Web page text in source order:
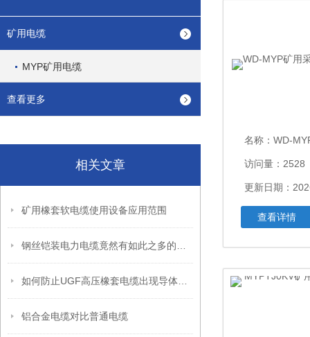
矿用电缆
MYP矿用电缆
查看更多
相关文章
矿用橡套软电缆使用设备应用范围
铝合金电缆对比普通电缆
名称： WD-MYP
访问量：2528
更新日期：
查看详情